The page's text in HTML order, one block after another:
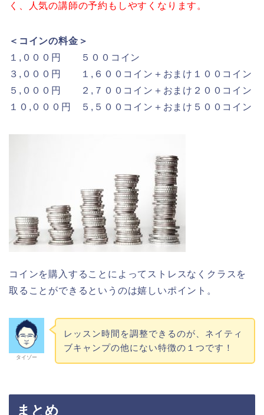
く、人気の講師の予約もしやすくなります。
＜コインの料金＞
１,０００円 ５００コイン
３,０００円 １,６００コイン＋おまけ１００コイン
５,０００円 ２,７００コイン＋おまけ２００コイン
１０,０００円 ５,５００コイン＋おまけ５００コイン
コインを購入することによってストレスなくクラスを
取ることができるというのは嬉しいポイント。
タイゾー
レッスン時間を調整できるのが、ネイティ
ブキャンプの他にない特徴の１つです！
まとめ